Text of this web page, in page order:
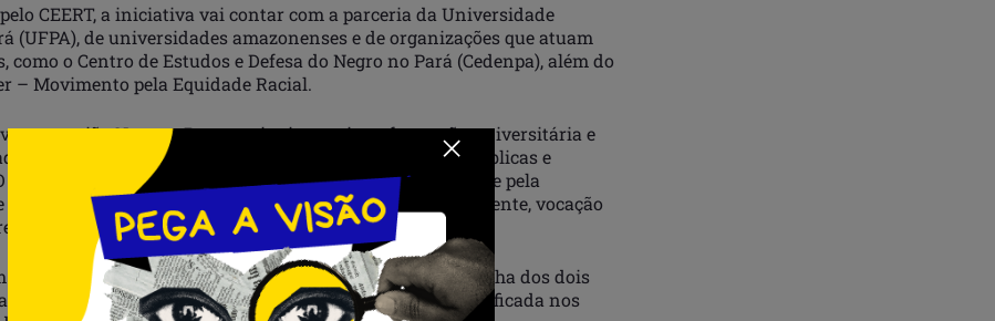
CEERT, a iniciativa vai contar com a parceria da Universidade
(UFPA), de universidades amazonenses e de organizações que atuam
como o Centro de Estudos e Defesa do Negro no Pará (Cedenpa), além do
– Movimento pela Equidade Racial.
na região Norte, o Prosseguir visa apoiar a formação universitária e
de jovens negros matriculados/as em universidades públicas e
programa também tem como objetivo estimular o interesse pela
empregos relacionados à sustentabilidade e ao meio ambiente, vocação
ao Brasil e ao mundo.
Daniel Bento Teixeira, diretor executivo do CEERT, “a escolha dos dois
para que a juventude negra participe de forma qualificada nos